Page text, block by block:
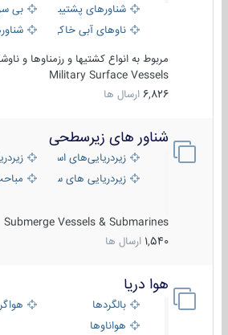
شناورهای پشتیبانی
بی
ناوهای آبی خاکی و نیروبر
مربوط به انواع کشتیها و رزمناوها و
Military Surface Vessels
6,826 ارسال ها
شناور های زیرسطحی
زیردریایی‌های استراتژیک
زیردریایی های سبک
مباحث
Submerge Vessels & Submarines
1,540 ارسال ها
هوا دریا
بالگردها
هواناوها